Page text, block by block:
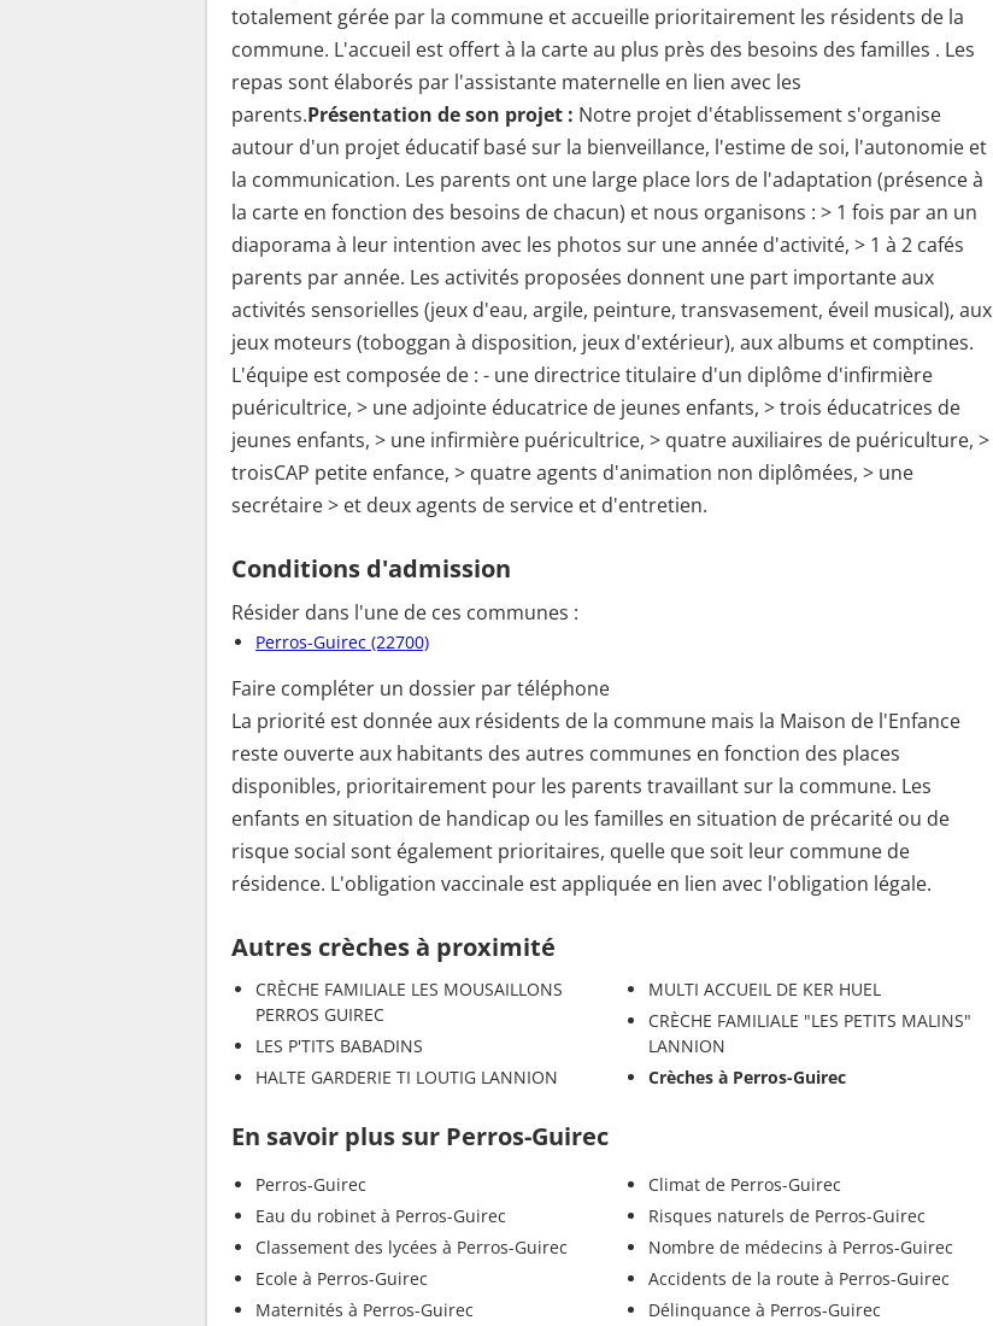
totalement gérée par la commune et accueille prioritairement les résidents de la
commune. L'accueil est offert à la carte au plus près des besoins des familles . Les
repas sont élaborés par l'assistante maternelle en lien avec les
parents.Présentation de son projet : Notre projet d'établissement s'organise
autour d'un projet éducatif basé sur la bienveillance, l'estime de soi, l'autonomie et
la communication. Les parents ont une large place lors de l'adaptation (présence à
la carte en fonction des besoins de chacun) et nous organisons : > 1 fois par an un
diaporama à leur intention avec les photos sur une année d'activité, > 1 à 2 cafés
parents par année. Les activités proposées donnent une part importante aux
activités sensorielles (jeux d'eau, argile, peinture, transvasement, éveil musical), aux
jeux moteurs (toboggan à disposition, jeux d'extérieur), aux albums et comptines.
L'équipe est composée de : - une directrice titulaire d'un diplôme d'infirmière
puéricultrice, > une adjointe éducatrice de jeunes enfants, > trois éducatrices de
jeunes enfants, > une infirmière puéricultrice, > quatre auxiliaires de puériculture, >
troisCAP petite enfance, > quatre agents d'animation non diplômées, > une
secrétaire > et deux agents de service et d'entretien.
Conditions d'admission
Résider dans l'une de ces communes :
Perros-Guirec (22700)
Faire compléter un dossier par téléphone
La priorité est donnée aux résidents de la commune mais la Maison de l'Enfance
reste ouverte aux habitants des autres communes en fonction des places
disponibles, prioritairement pour les parents travaillant sur la commune. Les
enfants en situation de handicap ou les familles en situation de précarité ou de
risque social sont également prioritaires, quelle que soit leur commune de
résidence. L'obligation vaccinale est appliquée en lien avec l'obligation légale.
Autres crèches à proximité
CRÈCHE FAMILIALE LES MOUSAILLONS
PERROS GUIREC
LES P'TITS BABADINS
HALTE GARDERIE TI LOUTIG LANNION
MULTI ACCUEIL DE KER HUEL
CRÈCHE FAMILIALE "LES PETITS MALINS"
LANNION
Crèches à Perros-Guirec
En savoir plus sur Perros-Guirec
Perros-Guirec
Eau du robinet à Perros-Guirec
Classement des lycées à Perros-Guirec
Ecole à Perros-Guirec
Maternités à Perros-Guirec
Climat de Perros-Guirec
Risques naturels de Perros-Guirec
Nombre de médecins à Perros-Guirec
Accidents de la route à Perros-Guirec
Délinquance à Perros-Guirec